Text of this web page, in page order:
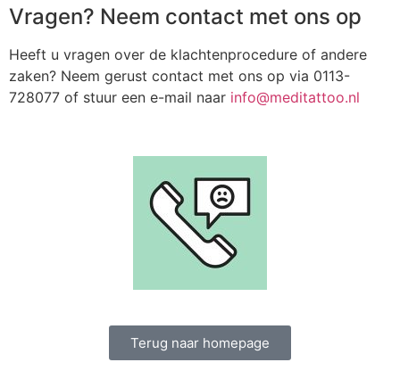
Vragen? Neem contact met ons op
Heeft u vragen over de klachtenprocedure of andere
zaken? Neem gerust contact met ons op via 0113-
728077 of stuur een e-mail naar info@meditattoo.nl
Terug naar homepage